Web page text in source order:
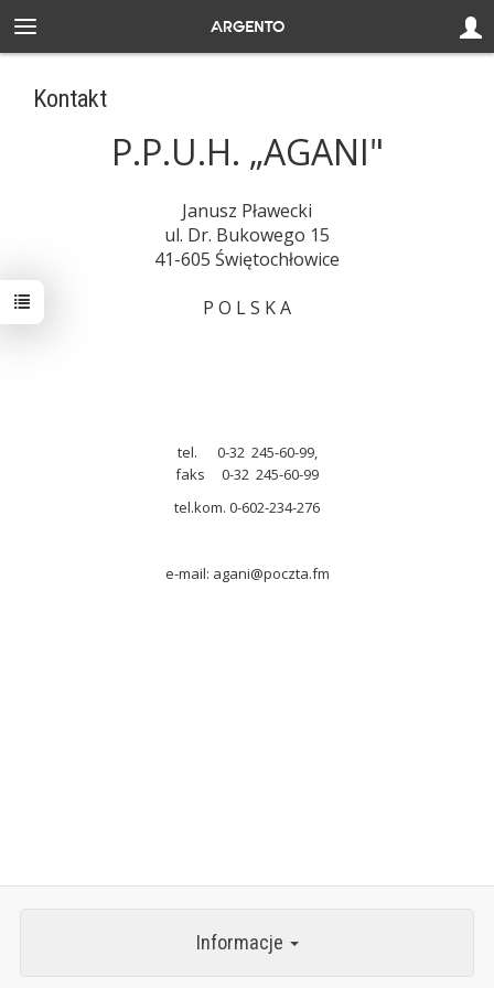
Kontakt
P.P.U.H. „AGANI"
Janusz Pławecki
ul. Dr. Bukowego 15
41-605 Świętochłowice
P O L S K A
tel. 0-32 245-60-99,
faks 0-32 245-60-99
tel.kom. 0-602-234-276
e-mail: agani@poczta.fm
Informacje